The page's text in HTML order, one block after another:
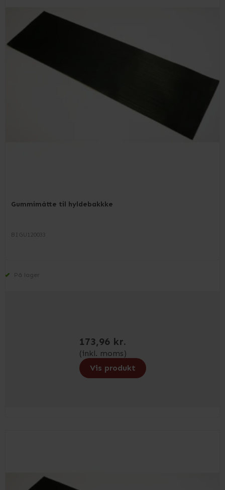
Gummimåtte til hyldebakkke
BIGU120033
På lager
173,96 kr.
(inkl. moms)
Vis produkt